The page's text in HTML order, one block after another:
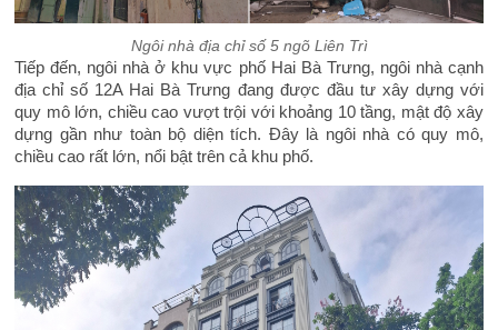
Ngôi nhà địa chỉ số 5 ngõ Liên Trì
Tiếp đến, ngôi nhà ở khu vực phố Hai Bà Trưng, ngôi nhà cạnh
địa chỉ số 12A Hai Bà Trưng đang được đầu tư xây dựng với
quy mô lớn, chiều cao vượt trội với khoảng 10 tầng, mật độ xây
dựng gần như toàn bộ diện tích. Đây là ngôi nhà có quy mô,
chiều cao rất lớn, nổi bật trên cả khu phố.